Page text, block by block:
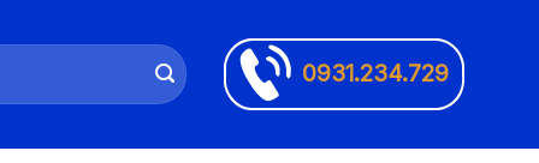
0931.234.729